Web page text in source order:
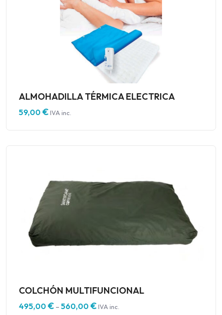
ALMOHADILLA TÉRMICA ELECTRICA
59,00€IVA inc.
COLCHÓN MULTIFUNCIONAL
495,00€ – 560,00€IVA inc.